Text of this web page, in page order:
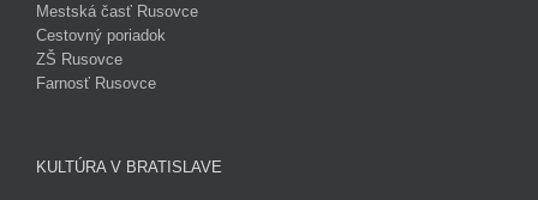
Mestská časť Rusovce
Cestovný poriadok
ZŠ Rusovce
Farnosť Rusovce
KULTÚRA V BRATISLAVE